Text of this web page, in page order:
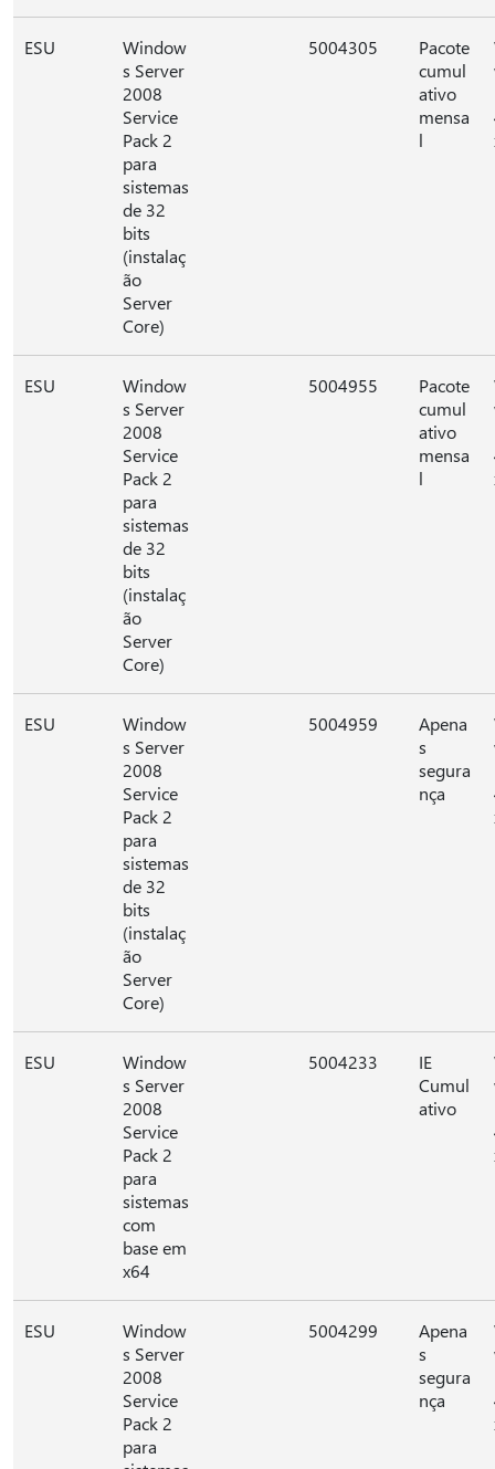
ESU
Window
s Server
2008
Service
Pack 2
para
sistemas
de 32
bits
(instalaç
ão
Server
Core)
5004305
Pacote
cumul
ativo
mensa
l
ESU
Window
s Server
2008
Service
Pack 2
para
sistemas
de 32
bits
(instalaç
ão
Server
Core)
5004955
Pacote
cumul
ativo
mensa
l
ESU
Window
s Server
2008
Service
Pack 2
para
sistemas
de 32
bits
(instalaç
ão
Server
Core)
5004959
Apena
s
segura
nça
ESU
Window
s Server
2008
Service
Pack 2
para
sistemas
com
base em
x64
5004233
IE
Cumul
ativo
ESU
Window
s Server
2008
Service
Pack 2
para
5004299
Apena
s
segura
nça